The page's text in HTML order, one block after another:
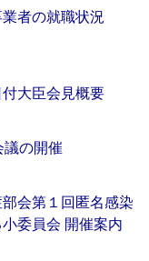
者の就職状況
大臣会見概要
の開催
会第１回匿名感染
委員会 開催案内